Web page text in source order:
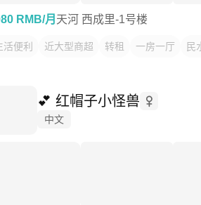
RMB/月 天河 西成里-1号楼
活便利 近大型商超 转租 一房一厅 民
💕 红帽子小怪兽
中文